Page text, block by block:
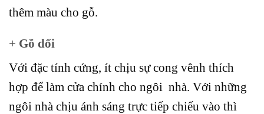
thêm màu cho gỗ.
+ Gỗ dổi
Với đặc tính cứng, ít chịu sự cong vênh thích
hợp để làm cửa chính cho ngôi nhà. Với những
ngôi nhà chịu ánh sáng trực tiếp chiếu vào thì